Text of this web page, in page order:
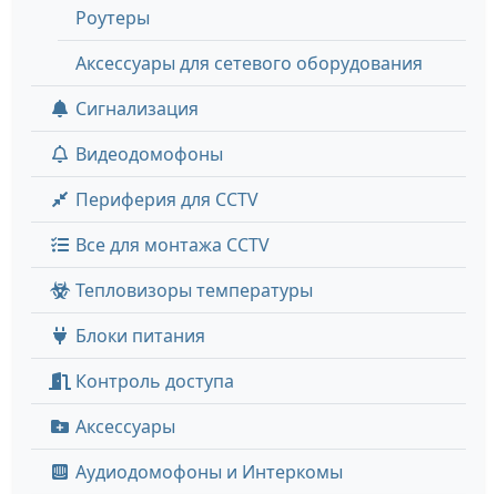
Роутеры
Аксессуары для сетевого оборудования
Сигнализация
Видеодомофоны
Периферия для CCTV
Все для монтажа CCTV
Тепловизоры температуры
Блоки питания
Контроль доступа
Аксессуары
Аудиодомофоны и Интеркомы